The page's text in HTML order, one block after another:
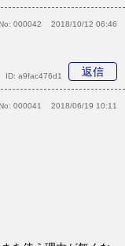
000042 2018/10/12 06:46
返信
ID: a9fac476d1
000041 2018/06/19 10:11